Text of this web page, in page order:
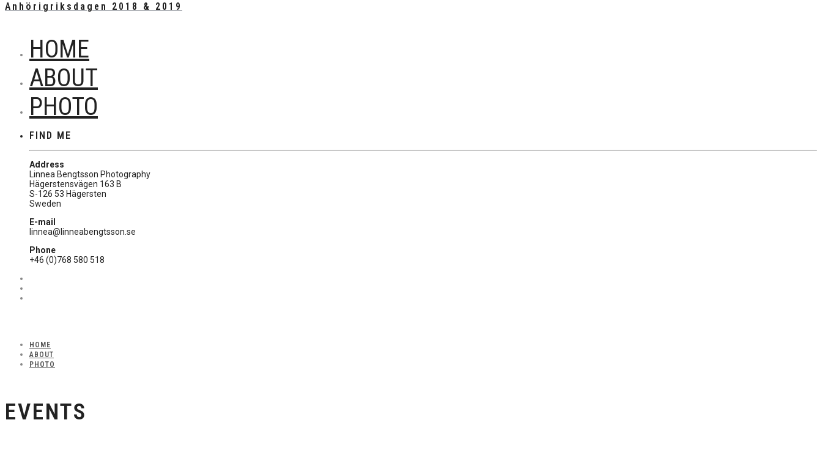
Anhörigriksdagen 2018 & 2019
HOME
ABOUT
PHOTO
FIND ME
Address
Linnea Bengtsson Photography
Hägerstensvägen 163 B
S-126 53 Hägersten
Sweden
E-mail
linnea@linneabengtsson.se
Phone
+46 (0)768 580 518
HOME
ABOUT
PHOTO
EVENTS